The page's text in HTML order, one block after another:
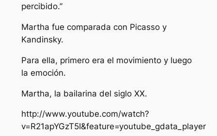
percibido.”
Martha fue comparada con Picasso y
Kandinsky.
Para ella, primero era el movimiento y luego
la emoción.
Martha, la bailarina del siglo XX.
http://www.youtube.com/watch?
v=R21apYGzT5I&feature=youtube_gdata_player